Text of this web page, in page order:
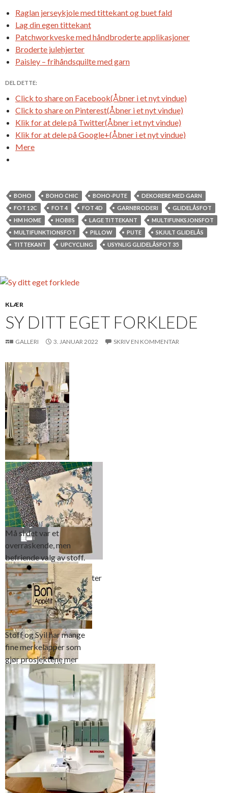
Raglan jerseykjole med tittekant og buet fald
Lag din egen tittekant
Patchworkveske med håndbroderte applikasjoner
Broderte julehjerter
Paisley – frihåndsquilte med garn
DEL DETTE:
Click to share on Facebook(Åbner i et nyt vindue)
Click to share on Pinterest(Åbner i et nyt vindue)
Klik for at dele på Twitter(Åbner i et nyt vindue)
Klik for at dele på Google+(Åbner i et nyt vindue)
Mere
BOHO BOHO CHIC BOHO-PUTE
DEKORERE MED GARN
FOT 12C
FOT 4 FOT 4D GARNBRODERI
GLIDELÅSFOT
HM HOME
HOBBS LAGE TITTEKANT
MULTIFUNKSJONSFOT
MULTIFUNKTIONSFOT
PILLOW PUTE
SKJULT GLIDELÅS
TITTEKANT
UPCYCLING USYNLIG GLIDELÅSFOT 35
KLÆR
SY DITT EGET FORKLEDE
GALLERI 3. JANUAR 2022 SKRIV EN KOMMENTAR
Sy ditt eget
forklede – en
spennende
julegave
Utgangspunktet for
forkledet var dette mønster
fra Stoff og Stil
Hatten av for Uffe´s
innsats og stilige
design
Må si det var et
overraskende, men
befriende valg av stoff.
Stoff og Syil har mange
fine merkelapper som
gjør prosjektene mer
personlige
Denne merkelappen kan
jeg skrive under på at
passer perfekt for den
unge mann…